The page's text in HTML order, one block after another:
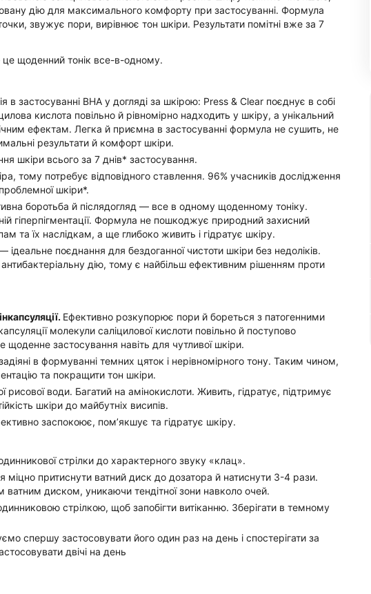
дію для максимального комфорту при застосуванні. Формула
звужує пори, вирівнює тон шкіри. Результати помітні вже за 7
це щоденний тонік все-в-одному.
в застосуванні ВНА у догляді за шкірою: Press & Clear поєднує в собі
кислота повільно й рівномірно надходить у шкіру, а унікальний
ефектам. Легка й приємна в застосуванні формула не сушить, не
результати й комфорт шкіри.
шкіри всього за 7 днів* застосування.
тому потребує відповідного ставлення. 96% учасників дослідження
шкіри*.
боротьба й післядогляд — все в одному щоденному тоніку.
гіперпігментації. Формула не пошкоджує природний захисний
та їх наслідкам, а ще глибоко живить і гідратує шкіру.
поєднання для бездоганної чистоти шкіри без недоліків.
дію, тому є найбільш ефективним рішенням проти
Ефективно розкупорює пори й бореться з патогенними
молекули саліцилової кислоти повільно й поступово
застосування навіть для чутливої шкіри.
в формуванні темних цяток і нерівномірного тону. Таким чином,
та покращити тон шкіри.
рисової води. Багатий на амінокислоти. Живить, гідратує, підтримує
шкіри до майбутніх висипів.
заспокоює, пом’якшує та гідратує шкіру.
стрілки до характерного звуку «клац».
міцно притиснути ватний диск до дозатора й натиснути 3-4 рази.
диском, уникаючи тендітної зони навколо очей.
стрілкою, щоб запобігти витіканню. Зберігати в темному
спершу застосовувати його один раз на день і спостерігати за
двічі на день